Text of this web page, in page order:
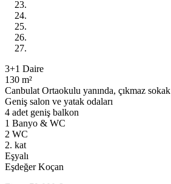
3+1 Daire
130 m²
Canbulat Ortaokulu yanında, çıkmaz sokak
Geniş salon ve yatak odaları
4 adet geniş balkon
1 Banyo & WC
2 WC
2. kat
Eşyalı
Eşdeğer Koçan